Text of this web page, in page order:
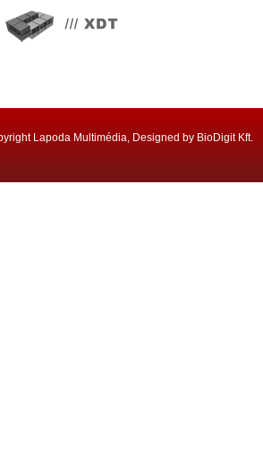
Lapoda Multimédia, Designed by BioDigit Kft.